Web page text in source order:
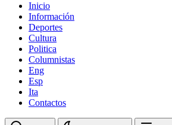
Inicio
Información
Deportes
Cultura
Politica
Columnistas
Eng
Esp
Ita
Contactos